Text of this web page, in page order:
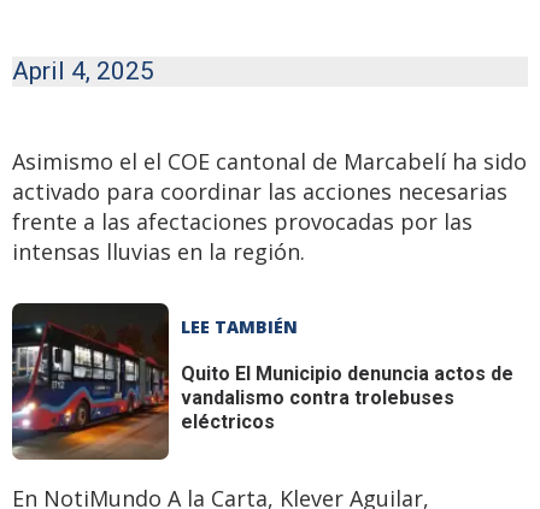
April 4, 2025
Asimismo el el COE cantonal de Marcabelí ha sido
activado para coordinar las acciones necesarias
frente a las afectaciones provocadas por las
intensas lluvias en la región.
LEE TAMBIÉN
Quito El Municipio denuncia actos de
vandalismo contra trolebuses
eléctricos
En NotiMundo A la Carta, Klever Aguilar,